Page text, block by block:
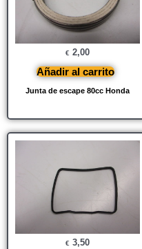
Junta de escape 80cc Honda
€ 2,00
Añadir al carrito
€ 3,50